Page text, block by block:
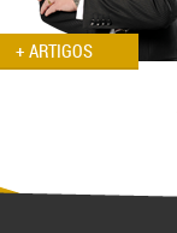
+ ARTIGOS